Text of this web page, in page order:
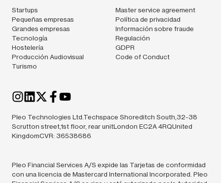
Startups
Pequeñas empresas
Grandes empresas
Tecnología
Hostelería
Producción Audiovisual
Turismo
Master service agreement
Política de privacidad
Información sobre fraude
Regulación
GDPR
Code of Conduct
Pleo Technologies Ltd.Techspace Shoreditch South,32-38
Scrutton street,1st floor, rear unitLondon EC2A 4RQUnited
KingdomCVR: 36538686
Pleo Financial Services A/S expide las Tarjetas de conformidad
con una licencia de Mastercard International Incorporated. Pleo